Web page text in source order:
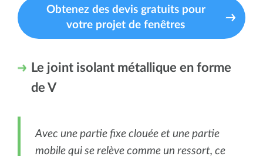
Obtenez des devis gratuits pour
votre projet de fenêtres
Le joint isolant métallique en forme
de V
Avec une partie fixe clouée et une partie
mobile qui se relève comme un ressort, ce